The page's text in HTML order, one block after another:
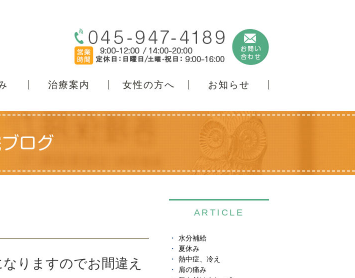
治療案内 女性の方へ お知らせ
ログ
りますのでお間違え
ARTICLE
水分補給
夏休み
熱中症、冷え
肩の痛み